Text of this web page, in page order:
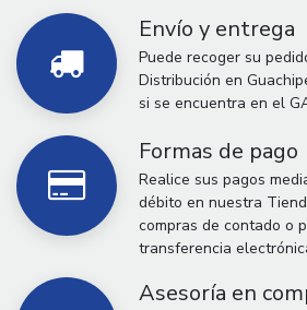
Envío y entrega
Puede recoger su
Distribución en
si se encuentra en el
Formas de pago
Realice sus pagos
débito en nuestra
compras de contado o
transferencia
Asesoría en